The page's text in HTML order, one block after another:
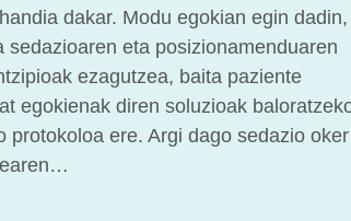
dakar. Modu egokian egin dadin,
sedazioaren eta posizionamenduaren
ezagutzea, baita paziente
egokienak diren soluzioak
protokoloa ere. Argi dago sedazio oker